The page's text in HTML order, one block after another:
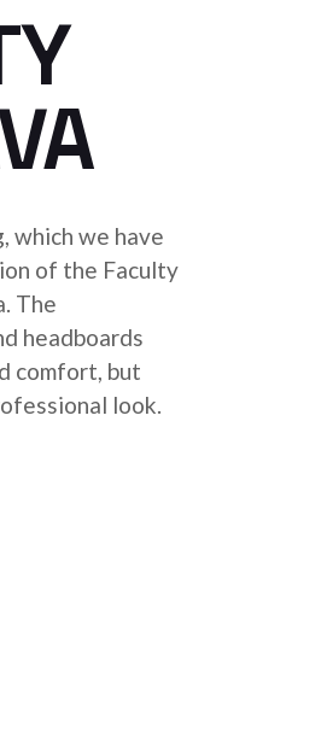
which we have
of the Faculty
The
headboards
comfort, but
look.